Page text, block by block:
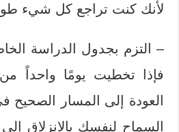
لأنك كنت تراجع كل شيء
– التزم بجدول الدراسة
فإذا تخطيت يومًا واحداً
العودة إلى المسار الصحيح
السماح لنفسك بالانزلاق